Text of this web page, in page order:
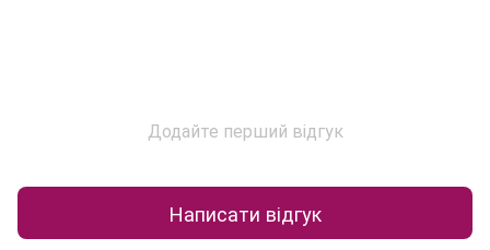
Додайте перший відгук
Написати відгук